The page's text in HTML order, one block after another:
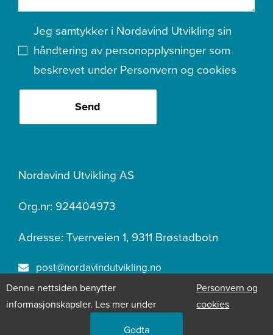
Jeg samtykker i Nordavind Utvikling sin
håndtering av personopplysninger som
beskrevet under Personvern og cookies
Send
Nordavind Utvikling AS
Org.nr: 924404973
Adresse: Tverrveien 1, 9311 Brøstadbotn
post@nordavindutvikling.no
400 07 219
Denne nettsiden benytter
informasjonskapsler. Les mer under
Personvern og
cookies
Godta